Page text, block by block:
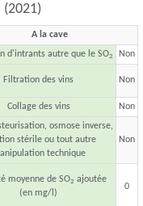
A la cave
d'intrants autre que le SO2 Non
Filtration des vins Non
Collage des vins Non
osmose inverse,
stérile ou tout autre
technique
Non
moyenne de SO2 ajoutée
(en mg/l)
0